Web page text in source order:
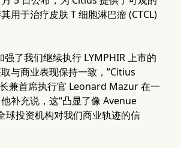
用于治疗皮肤 T 细胞淋巴瘤 (CTCL)
强了我们继续执行 LYMPHIR 上市的
与商业表现保持一致，”Citius
兼首席执行官 Leonard Mazur 在一
补充说，这“凸显了像 Avenue
球投资机构对我们商业轨迹的信